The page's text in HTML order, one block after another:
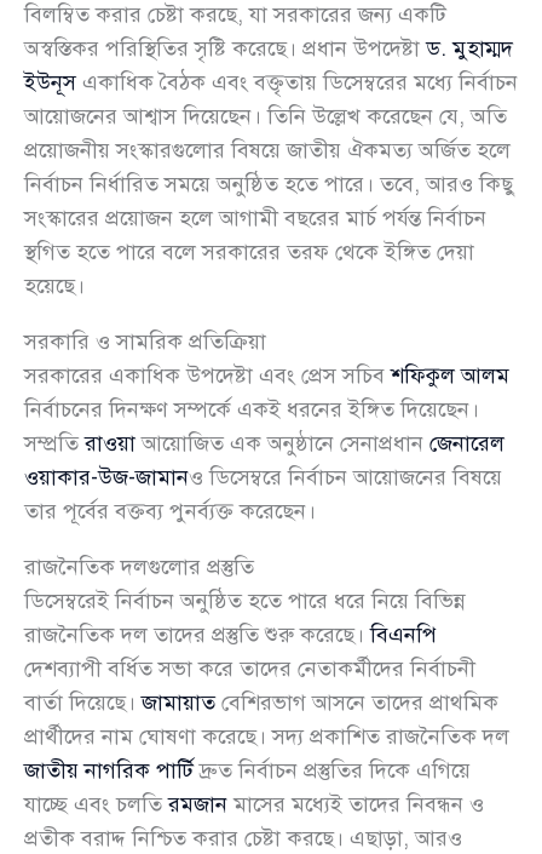
বিলম্বিত করার চেষ্টা করছে, যা সরকারের জন্য একটি
অস্বস্তিকর পরিস্থিতির সৃষ্টি করেছে। প্রধান উপদেষ্টাড. মুহাম্মদ
ইউনূসএকাধিক বৈঠক এবং বক্তৃতায় ডিসেম্বরের মধ্যে নির্বাচন
আয়োজনের আশ্বাস দিয়েছেন। তিনি উল্লেখ করেছেন যে, অতি
প্রয়োজনীয় সংস্কারগুলোর বিষয়ে জাতীয় ঐকমত্য অর্জিত হলে
নির্বাচন নির্ধারিত সময়ে অনুষ্ঠিত হতে পারে। তবে, আরও কিছু
সংস্কারের প্রয়োজন হলে আগামী বছরের মার্চ পর্যন্ত নির্বাচন
স্থগিত হতে পারে বলে সরকারের তরফ থেকে ইঙ্গিত দেয়া
হয়েছে।
সরকারি ও সামরিক প্রতিক্রিয়া
সরকারের একাধিক উপদেষ্টা এবং প্রেস সচিবশফিকুল আলম
নির্বাচনের দিনক্ষণ সম্পর্কে একই ধরনের ইঙ্গিত দিয়েছেন।
সম্প্রতিরাওয়াআয়োজিত এক অনুষ্ঠানে সেনাপ্রধান জেনারেল
ওয়াকার-উজ-জামানও ডিসেম্বরে নির্বাচন আয়োজনের বিষয়ে
তার পূর্বের বক্তব্য পুনর্ব্যক্ত করেছেন।
রাজনৈতিক দলগুলোর প্রস্তুতি
ডিসেম্বরেই নির্বাচন অনুষ্ঠিত হতে পারে ধরে নিয়ে বিভিন্ন
রাজনৈতিক দল তাদের প্রস্তুতি শুরু করেছে।বিএনপি
দেশব্যাপী বর্ধিত সভা করে তাদের নেতাকর্মীদের নির্বাচনী
বার্তা দিয়েছে।জামায়াতবেশিরভাগ আসনে তাদের প্রাথমিক
প্রার্থীদের নাম ঘোষণা করেছে। সদ্য প্রকাশিত রাজনৈতিক দল
জাতীয় নাগরিক পার্টিদ্রুত নির্বাচন প্রস্তুতির দিকে এগিয়ে
যাচ্ছে এবং চলতিরমজানমাসের মধ্যেই তাদের নিবন্ধন ও
প্রতীক বরাদ্দ নিশ্চিত করার চেষ্টা করছে। এছাড়া, আরও